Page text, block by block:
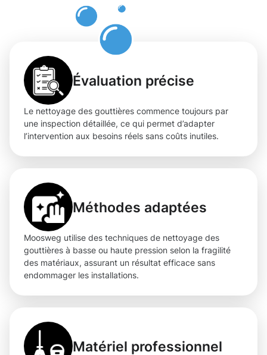
Évaluation précise
Le nettoyage des gouttières commence toujours par
une inspection détaillée, ce qui permet d’adapter
l’intervention aux besoins réels sans coûts inutiles.
Méthodes adaptées
Moosweg utilise des techniques de nettoyage des
gouttières à basse ou haute pression selon la fragilité
des matériaux, assurant un résultat efficace sans
endommager les installations.
Matériel professionnel